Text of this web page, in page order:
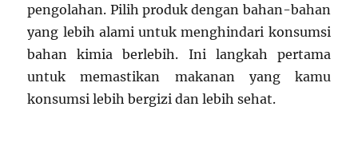
pengolahan. Pilih produk dengan bahan-bahan
yang lebih alami untuk menghindari konsumsi
bahan kimia berlebih. Ini langkah pertama
untuk memastikan makanan yang kamu
konsumsi lebih bergizi dan lebih sehat.